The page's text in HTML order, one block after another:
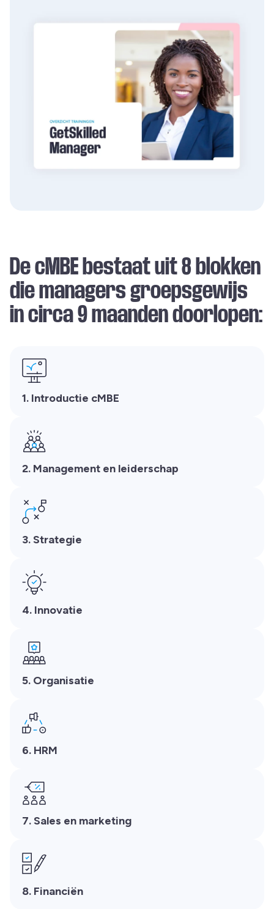
De cMBE bestaat uit 8 blokken
die managers groepsgewijs
in circa 9 maanden doorlopen:
1. Introductie cMBE
2. Management en leiderschap
3. Strategie
4. Innovatie
5. Organisatie
6. HRM
7. Sales en marketing
8. Financiën